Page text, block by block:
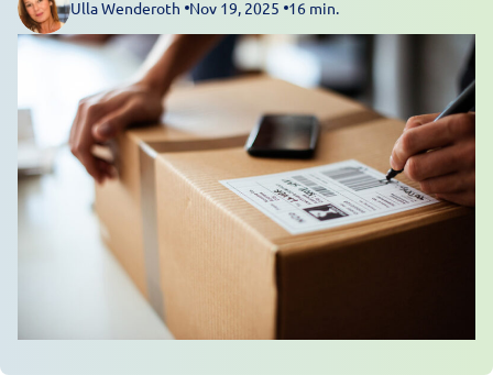
Posted by
Ulla Wenderoth Nov 19, 2025 16 min.